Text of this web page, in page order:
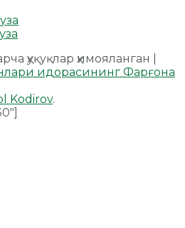
ҳуқуқлар ҳимояланган |
идорасининг Фарғона
Kodirov.